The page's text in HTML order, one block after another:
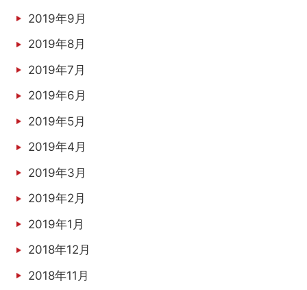
2019年9月
2019年8月
2019年7月
2019年6月
2019年5月
2019年4月
2019年3月
2019年2月
2019年1月
2018年12月
2018年11月